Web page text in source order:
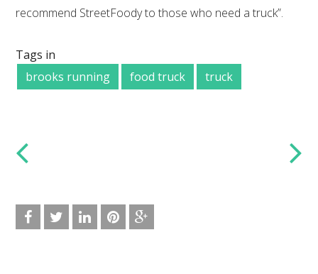
recommend StreetFoody to those who need a truck”.
Tags in
brooks running
food truck truck